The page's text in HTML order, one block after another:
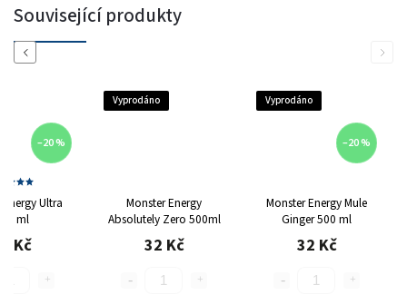
Související produkty
Previous
–20 %
Ultra
ml
Kč
Vyprodáno
Monster Energy
Absolutely Zero 500ml
32 Kč
Vyprodáno
–20 %
Monster Energy Mule
Ginger 500 ml
32 Kč
Next